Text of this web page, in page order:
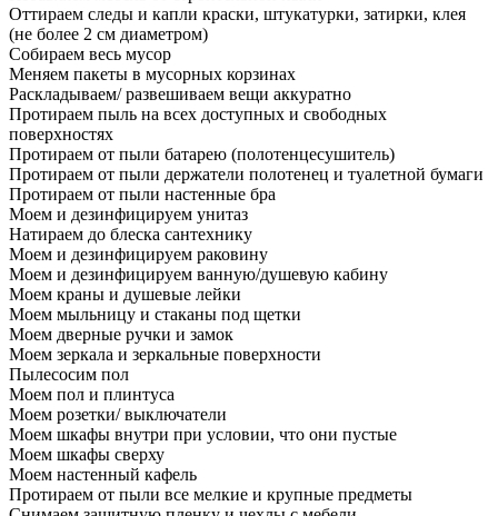
Оттираем следы и капли краски, штукатурки, затирки, клея
(не более 2 см диаметром)
Собираем весь мусор
Меняем пакеты в мусорных корзинах
Раскладываем/ развешиваем вещи аккуратно
Протираем пыль на всех доступных и свободных
поверхностях
Протираем от пыли батарею (полотенцесушитель)
Протираем от пыли держатели полотенец и туалетной бумаги
Протираем от пыли настенные бра
Моем и дезинфицируем унитаз
Натираем до блеска сантехнику
Моем и дезинфицируем раковину
Моем и дезинфицируем ванную/душевую кабину
Моем краны и душевые лейки
Моем мыльницу и стаканы под щетки
Моем дверные ручки и замок
Моем зеркала и зеркальные поверхности
Пылесосим пол
Моем пол и плинтуса
Моем розетки/ выключатели
Моем шкафы внутри при условии, что они пустые
Моем шкафы сверху
Моем настенный кафель
Протираем от пыли все мелкие и крупные предметы